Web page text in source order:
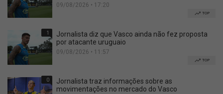
09/08/2026 • 17:20
TOP
1
Jornalista diz que Vasco ainda não fez proposta
por atacante uruguaio
09/08/2026 • 11:57
TOP
0
Jornalista traz informações sobre as
movimentações no mercado do Vasco